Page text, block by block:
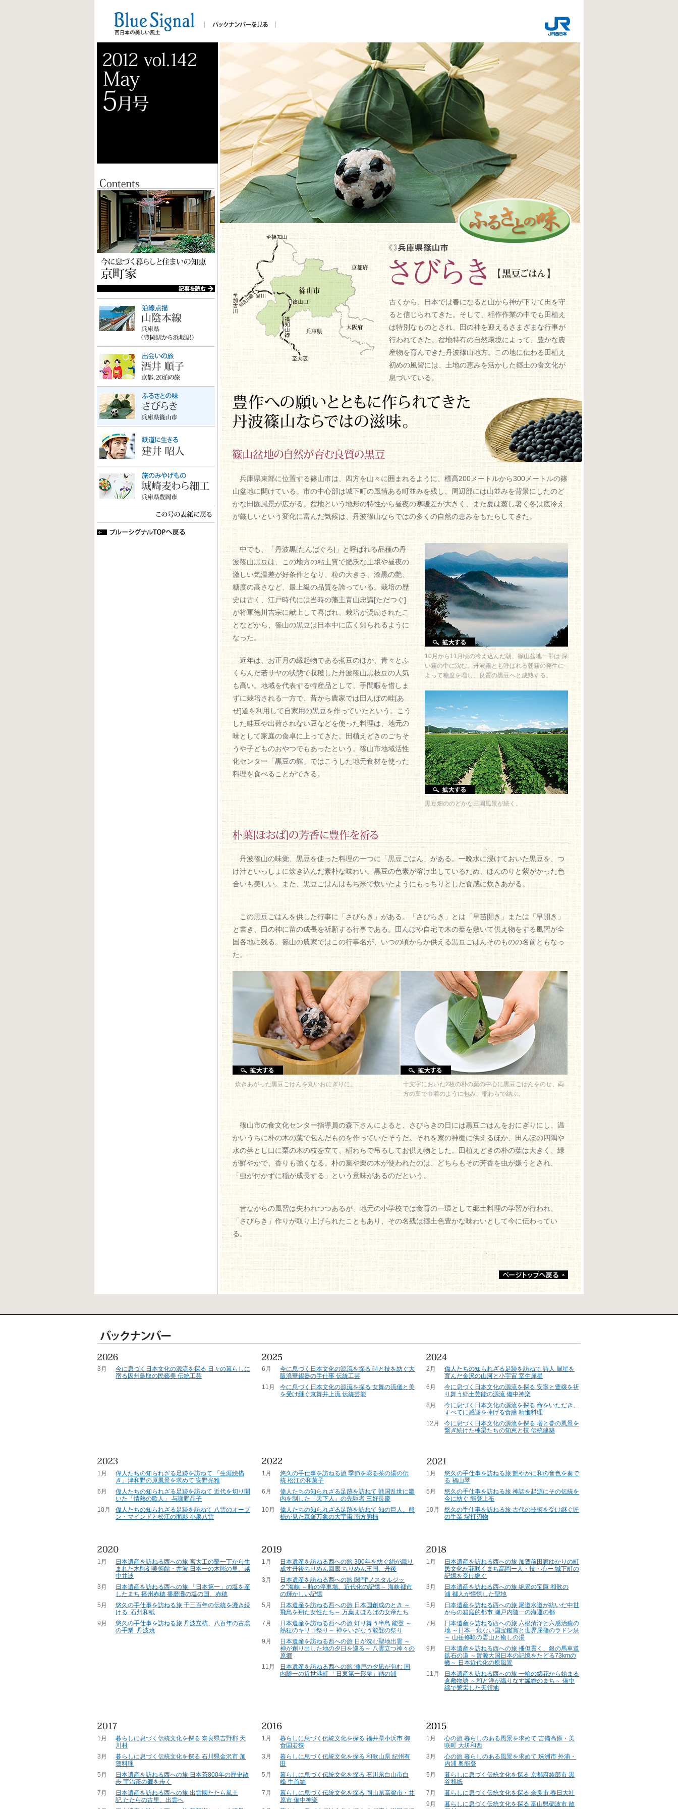
古くから、日本では春になると山から神が下りて田を守
ると信じられてきた。そして、稲作作業の中でも田植え
は特別なものとされ、田の神を迎えるさまざまな行事が
行われてきた。盆地特有の自然環境によって、豊かな農
産物を育んできた丹波篠山地方。この地に伝わる田植え
初めの風習には、土地の恵みを活かした郷土の食文化が
息づいている。
兵庫県東部に位置する篠山市は、四方を山々に囲まれるように、標高200メートルから300メートルの篠
山盆地に開けている。市の中心部は城下町の風情ある町並みを残し、周辺部には山並みを背景にしたのど
かな田園風景が広がる。盆地という地形の特性から昼夜の寒暖差が大きく、また夏は蒸し暑く冬は底冷え
が厳しいという変化に富んだ気候は、丹波篠山ならではの多くの自然の恵みをもたらしてきた。
中でも、「丹波黒[たんばぐろ]」と呼ばれる品種の丹
波篠山黒豆は、この地方の粘土質で肥沃な土壌や昼夜の
激しい気温差が好条件となり、粒の大きさ、漆黒の艶、
糖度の高さなど、最上級の品質を誇っている。栽培の歴
史は古く、江戸時代には当時の藩主青山忠講[ただつぐ]
が将軍徳川吉宗に献上して喜ばれ、栽培が奨励されたこ
となどから、篠山の黒豆は日本中に広く知られるように
なった。
近年は、お正月の縁起物である煮豆のほか、青々とふ
くらんだ若サヤの状態で収穫した丹波篠山黒枝豆の人気
も高い。地域を代表する特産品として、手間暇を惜しま
ずに栽培される一方で、昔から農家では田んぼの畦[あ
ぜ]道を利用して自家用の黒豆を作っていたという。こう
した畦豆や出荷されない豆などを使った料理は、地元の
味として家庭の食卓に上ってきた。田植えどきのごちそ
うや子どものおやつでもあったという。篠山市地域活性
化センター「黒豆の館」ではこうした地元食材を使った
料理を食べることができる。
10月から11月頃の冷え込んだ朝、篠山盆地一帯は 深
い霧の中に沈む。丹波霧とも呼ばれる朝霧の発生に
よって糖度を増し、良質の黒豆へと成熟する。
黒豆畑ののどかな田園風景が続く。
丹波篠山の味覚、黒豆を使った料理の一つに「黒豆ごはん」がある。一晩水に浸けておいた黒豆を、つ
け汁といっしょに炊き込んだ素朴な味わい。黒豆の色素が溶け出しているため、ほんのりと紫がかった色
合いも美しい。また、黒豆ごはんはもち米で炊いたようにもっちりとした食感に炊きあがる。
この黒豆ごはんを供した行事に「さびらき」がある。「さびらき」とは「早苗開き」または「早開き」
と書き、田の神に苗の成長を祈願する行事である。田んぼや自宅で木の葉を敷いて供え物をする風習が全
国各地に残る。篠山の農家ではこの行事名が、いつの頃からか供える黒豆ごはんそのものの名前ともなっ
た。
炊きあがった黒豆ごはんを丸いおにぎりに。
十文字においた2枚の朴の葉の中心に黒豆ごはんをのせ、両
方の葉で巾着のように包み、稲わらで結ぶ。
篠山市の食文化センター指導員の森下さんによると、さびらきの日には黒豆ごはんをおにぎりにし、温
かいうちに朴の木の葉で包んだものを作っていたそうだ。それを家の神棚に供えるほか、田んぼの四隅や
水の落とし口に栗の木の枝を立て、稲わらで吊るしてお供え物とした。田植えどきの朴の葉は大きく、緑
が鮮やかで、香りも強くなる。朴の葉や栗の木が使われたのは、どちらもその芳香を虫が嫌うとされ、
「虫が付かずに稲が成長する」という意味があるのだという。
昔ながらの風習は失われつつあるが、地元の小学校では食育の一環として郷土料理の学習が行われ、
「さびらき」作りが取り上げられたこともあり、その名残は郷土色豊かな味わいとして今に伝わってい
る。
3月
今に息づく日本文化の源流を探る 日々の暮らしに
宿る因州鳥取の民藝美 伝統工芸
6月
今に息づく日本文化の源流を探る 時と技を紡ぐ大
阪浪華錫器の手仕事 伝統工芸
11月
今に息づく日本文化の源流を探る 女舞の流儀と美
を受け継ぐ京舞井上流 伝統芸能
2月
偉人たちの知られざる足跡を訪ねて 詩人 犀星を
育んだ金沢の山河と小宇宙 室生犀星
6月
今に息づく日本文化の源流を探る 安寧と豊穣を祈
り舞う郷土芸能の源流 備中神楽
8月
今に息づく日本文化の源流を探る 命をいただき、
すべてに感謝を捧げる食膳 精進料理
12月
今に息づく日本文化の源流を探る 塔と甍の風景を
繋ぎ続けた棟梁たちの知恵と技 伝統建築
1月
偉人たちの知られざる足跡を訪ねて 「生涯絵描
き」津和野の原風景を求めて 安野光雅
6月
偉人たちの知られざる足跡を訪ねて 近代を切り開
いた「情熱の歌人」 与謝野晶子
10月
偉人たちの知られざる足跡を訪ねて 八雲のオープ
ン・マインドと松江の面影 小泉八雲
1月
悠久の手仕事を訪ねる旅 季節を彩る茶の湯の伝
統 松江の和菓子
6月
偉人たちの知られざる足跡を訪ねて 戦国乱世に畿
内を制した「天下人」の先駆者 三好長慶
10月
偉人たちの知られざる足跡を訪ねて 知の巨人、熊
楠が見た森羅万象の大宇宙 南方熊楠
1月
悠久の手仕事を訪ねる旅 艶やかに和の音色を奏で
る 福山琴
5月
悠久の手仕事を訪ねる旅 神話を起源にその伝統を
今に紡ぐ 能登上布
10月
悠久の手仕事を訪ねる旅 古代の技術を受け継ぐ匠
の手業 堺打刃物
1月
日本遺産を訪ねる西への旅 宮大工の鑿一丁から生
まれた木彫刻美術館・井波 日本一の木彫の里、越
中井波
3月
日本遺産を訪ねる西への旅 「日本第一」の塩を産
したまち 播州赤穂 播磨灘の塩の国、赤穂
5月
悠久の手仕事を訪ねる旅 千三百年の伝統を漉き続
ける 石州和紙
9月
悠久の手仕事を訪ねる旅 丹波立杭、八百年の古窯
の手業 丹波焼
1月
日本遺産を訪ねる西への旅 300年を紡ぐ絹が織り
成す丹後ちりめん回廊 ちりめん王国、丹後
3月
日本遺産を訪ねる西への旅 関門“ノスタルジッ
ク”海峡 ～時の停車場、近代化の記憶～ 海峡都市
の輝かしい記憶
5月
日本遺産を訪ねる西への旅 日本国創成のとき ～
飛鳥を翔た女性たち～ 万葉まほろばの女帝たち
7月
日本遺産を訪ねる西への旅 灯り舞う半島 能登 ～
熱狂のキリコ祭り～ 神をいざなう能登の祭り
9月
日本遺産を訪ねる西への旅 日が沈む聖地出雲 ～
神が創り出した地の夕日を巡る～ 八雲立つ神々の
原郷
11月
日本遺産を訪ねる西への旅 瀬戸の夕凪が包む 国
内随一の近世港町 「日東第一形勝」鞆の浦
1月
日本遺産を訪ねる西への旅 加賀前田家ゆかりの町
民文化が花咲くまち高岡ー人・技・心ー 城下町の
記憶を受け継ぐ
3月
日本遺産を訪ねる西への旅 絶景の宝庫 和歌の
浦 都人が憧憬した聖地
5月
日本遺産を訪ねる西への旅 尾道水道が紡いだ中世
からの箱庭的都市 瀬戸内随一の海運の都
7月
日本遺産を訪ねる西への旅 六根清浄と六感治癒の
地 ～日本一危ない国宝鑑賞と世界屈指のラドン泉
～ 山岳修験の霊山と癒しの湯
9月
日本遺産を訪ねる西への旅 播但貫く、銀の馬車道
鉱石の道 ～資源大国日本の記憶をたどる73kmの
轍～ 日本近代化の原風景
11月
日本遺産を訪ねる西への旅 一輪の綿花から始まる
倉敷物語 ～和と洋が織りなす繊維のまち～ 備中
綿で繁栄した天領地
1月
暮らしに息づく伝統文化を探る 奈良県吉野郡 天
川村
3月
暮らしに息づく伝統文化を探る 石川県金沢市 加
賀料理
5月
日本遺産を訪ねる西への旅 日本茶800年の歴史散
歩 宇治茶の郷を歩く
7月
日本遺産を訪ねる西への旅 出雲國たたら風土
記 たたらの古里、出雲へ
1月
暮らしに息づく伝統文化を探る 福井県小浜市 御
食国若狭
3月
暮らしに息づく伝統文化を探る 和歌山県 紀州有
田
5月
暮らしに息づく伝統文化を探る 石川県白山市白
峰 牛首紬
7月
暮らしに息づく伝統文化を探る 岡山県高梁市・井
原市 備中神楽
1月
心の旅 暮らしのある風景を求めて 吉備高原・美
咲町 大垪和西
3月
心の旅 暮らしのある風景を求めて 珠洲市 外浦・
内浦 奥能登
5月
暮らしに息づく伝統文化を探る 京都府綾部市 黒
谷和紙
7月
暮らしに息づく伝統文化を探る 奈良市 春日大社
9月
暮らしに息づく伝統文化を探る 富山県砺波市 散